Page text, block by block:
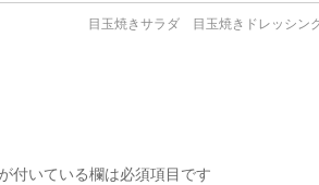
目玉焼きサラダ 目玉焼きドレッシン
が付いている欄は必須項目です